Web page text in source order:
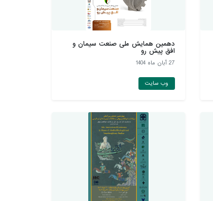
دهمین همايش ملی صنعت سيمان و
افق پيش رو
27 آبان ماه 1404
وب سایت